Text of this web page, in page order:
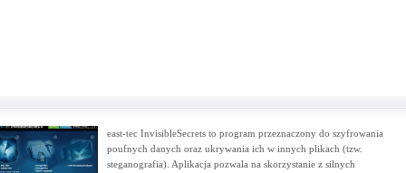
east-tec InvisibleSecrets to program przeznaczony do szyfrowania
poufnych danych oraz ukrywania ich w innych plikach (tzw.
steganografia). Aplikacja pozwala na skorzystanie z silnych